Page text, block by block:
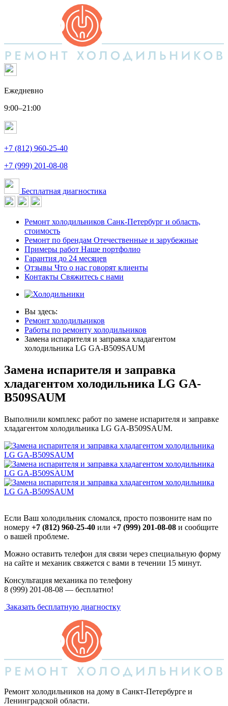
Ежедневно
9:00–21:00
+7 (812) 960-25-40
+7 (999) 201-08-08
Бесплатная диагностика
Ремонт холодильников Санк-Петербург и область,
стоимость
Ремонт по брендам Отечественные и зарубежные
Примеры работ Наше портфолио
Гарантия до 24 месяцев
Отзывы Что о нас говорят клиенты
Контакты Свяжитесь с нами
Вы здесь:
Ремонт холодильников
Работы по ремонту холодильников
Замена испарителя и заправка хладагентом
холодильника LG GA-B509SAUM
Замена испарителя и заправка
хладагентом холодильника LG GA-
B509SAUM
Выполнили комплекс работ по замене испарителя и заправке
хладагентом холодильника LG GA-B509SAUM.
Если Ваш холодильник сломался, просто позвоните нам по
номеру +7 (812) 960-25-40 или +7 (999) 201-08-08 и сообщите
о вашей проблеме.
Можно оставить телефон для связи через специальную форму
на сайте и механик свяжется с вами в течении 15 минут.
Консультация механика по телефону
8 (999) 201-08-08 — бесплатно!
Заказать бесплатную диагностку
Ремонт холодильников на дому в Санкт-Петербурге и
Ленинградской области.